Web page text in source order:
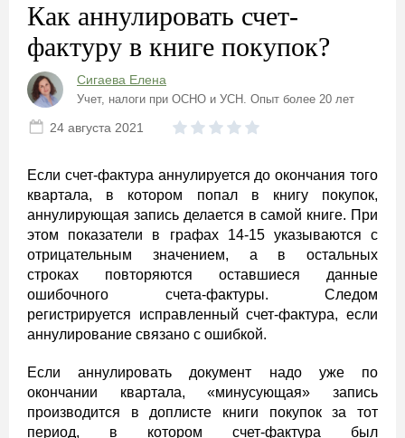
Как аннулировать счет-
фактуру в книге покупок?
Сигаева Елена
Учет, налоги при ОСНО и УСН. Опыт более 20 лет
24 августа 2021
Если счет-фактура аннулируется до окончания того
квартала, в котором попал в книгу покупок,
аннулирующая запись делается в самой книге. При
этом показатели в графах 14-15 указываются с
отрицательным значением, а в остальных
строках повторяются оставшиеся данные
ошибочного счета-фактуры. Следом
регистрируется исправленный счет-фактура, если
аннулирование связано с ошибкой.
Если аннулировать документ надо уже по
окончании квартала, «минусующая» запись
производится в доплисте книги покупок за тот
период, в котором счет-фактура был